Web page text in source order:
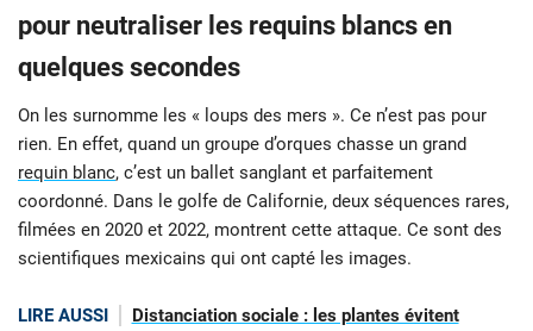
pour neutraliser les requins blancs en
quelques secondes
On les surnomme les « loups des mers ». Ce n’est pas pour
rien. En effet, quand un groupe d’orques chasse un grand
requin blanc, c’est un ballet sanglant et parfaitement
coordonné. Dans le golfe de Californie, deux séquences rares,
filmées en 2020 et 2022, montrent cette attaque. Ce sont des
scientifiques mexicains qui ont capté les images.
LIRE AUSSI
Distanciation sociale : les plantes évitent